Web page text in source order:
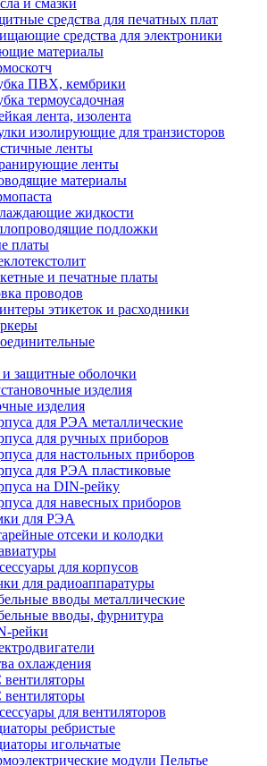
средства для печатных плат
средства для электроники
материалы
ПВХ, кембрики
термоусадочная
лента, изолента
изолирующие для транзисторов
ленты
ленты
материалы
жидкости
подложки
платы
и печатные платы
проводов
этикеток и расходники
защитные оболочки
изделия
изделия
для РЭА металлические
для ручных приборов
для настольных приборов
для РЭА пластиковые
на DIN-рейку
для навесных приборов
для РЭА
отсеки и колодки
для корпусов
для радиоаппаратуры
вводы металлические
вводы, фурнитура
рейки
охлаждения
вентиляторы
вентиляторы
для вентиляторов
ребристые
игольчатые
модули Пельтье